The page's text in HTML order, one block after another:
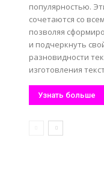
популярностью.
сочетаются со
позволяя
и подчеркнуть
разновидности
изготовления
Узнать больше